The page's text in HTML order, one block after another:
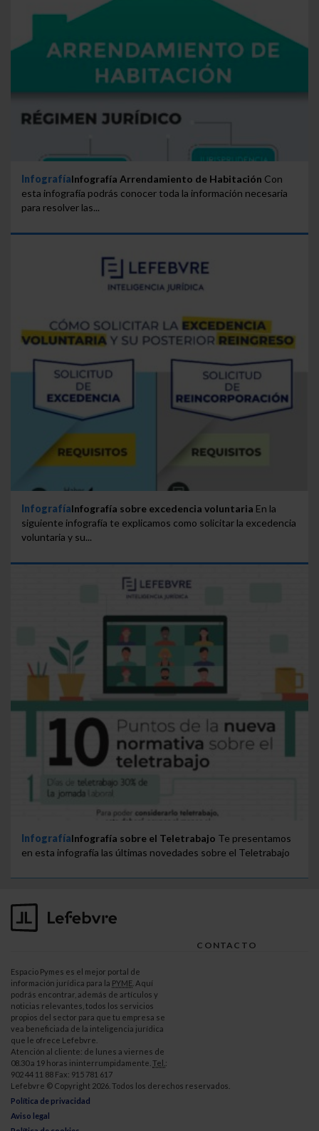
InfografíaInfografía Arrendamiento de Habitación Con
esta infografía podrás conocer toda la información necesaria
para resolver las...
InfografíaInfografía sobre excedencia voluntaria En la
siguiente infografía te explicamos como solicitar la excedencia
voluntaria y su...
InfografíaInfografía sobre el Teletrabajo Te presentamos
en esta infografía las últimas novedades sobre el Teletrabajo
CONTACTO
Espacio Pymes es el mejor portal de
información jurídica para la PYME . Aquí
podrás encontrar, además de artículos y
noticias relevantes, todos los servicios
propios del sector para que tu empresa se
vea beneficiada de la inteligencia jurídica
que le ofrece Lefebvre.
Atención al cliente: de lunes a viernes de
08.30 a 19 horas ininterrumpidamente. Tel. :
902 44 11 88 Fax: 915 781 617
Lefebvre © Copyright 2026. Todos los derechos reservados.
Política de privacidad
Aviso legal